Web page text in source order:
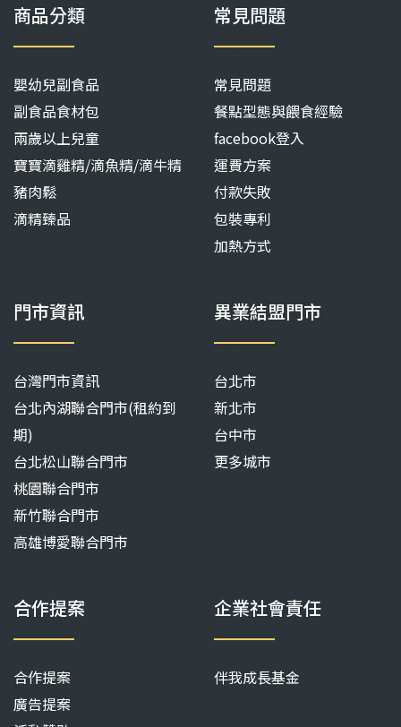
商品分類
嬰幼兒副食品
副食品食材包
兩歲以上兒童
寶寶滴雞精/滴魚精/滴牛精
豬肉鬆
滴精臻品
常見問題
常見問題
餐點型態與餵食經驗
facebook登入
運費方案
付款失敗
包裝專利
加熱方式
門市資訊
台灣門市資訊
台北內湖聯合門市(租約到
期)
台北松山聯合門市
桃園聯合門市
新竹聯合門市
高雄博愛聯合門市
異業結盟門市
台北市
新北市
台中市
更多城市
合作提案
合作提案
廣告提案
企業社會責任
伴我成長基金